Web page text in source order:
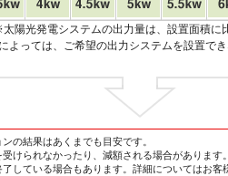
陽光発電システムの出力量は、設置面積に
よっては、ご希望の出力システムを設置でき
の結果はあくまでも目安です。
けられなかったり、減額される場合があります。
している場合もあります。詳細についてはお客